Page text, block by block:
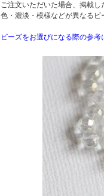
ご注文いただいた場合、掲載し
色・濃淡・模様などが異なるビ
ビーズをお選びになる際の参